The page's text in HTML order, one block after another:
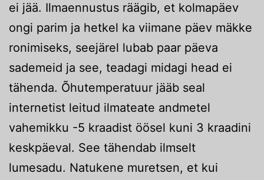
ei jää. Ilmaennustus räägib, et kolmapäev
ongi parim ja hetkel ka viimane päev mäkke
ronimiseks, seejärel lubab paar päeva
sademeid ja see, teadagi midagi head ei
tähenda. Õhutemperatuur jääb seal
internetist leitud ilmateate andmetel
vahemikku -5 kraadist öösel kuni 3 kraadini
keskpäeval. See tähendab ilmselt
lumesadu. Natukene muretsen, et kui